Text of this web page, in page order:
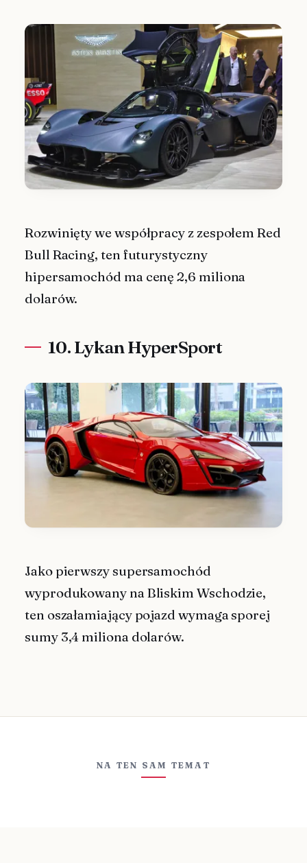
Rozwinięty we współpracy z zespołem Red
Bull Racing, ten futurystyczny
hipersamochód ma cenę 2,6 miliona
dolarów.
10. Lykan HyperSport
Jako pierwszy supersamochód
wyprodukowany na Bliskim Wschodzie,
ten oszałamiający pojazd wymaga sporej
sumy 3,4 miliona dolarów.
NA TEN SAM TEMAT